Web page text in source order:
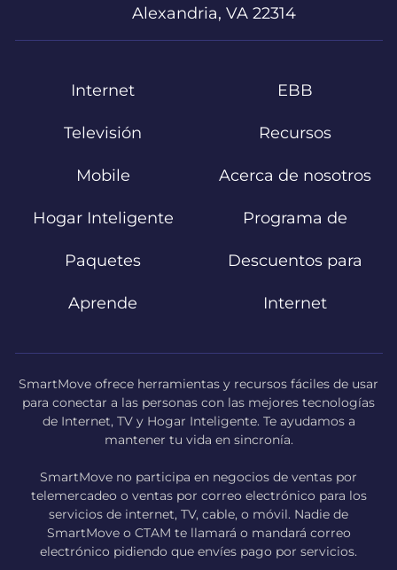
Alexandria, VA 22314
Internet
Televisión
Mobile
Hogar Inteligente
Paquetes
Aprende
EBB
Recursos
Acerca de nosotros
Programa de
Descuentos para
Internet
SmartMove ofrece herramientas y recursos fáciles de usar
para conectar a las personas con las mejores tecnologías
de Internet, TV y Hogar Inteligente. Te ayudamos a
mantener tu vida en sincronía.
SmartMove no participa en negocios de ventas por
telemercadeo o ventas por correo electrónico para los
servicios de internet, TV, cable, o móvil. Nadie de
SmartMove o CTAM te llamará o mandará correo
electrónico pidiendo que envíes pago por servicios.